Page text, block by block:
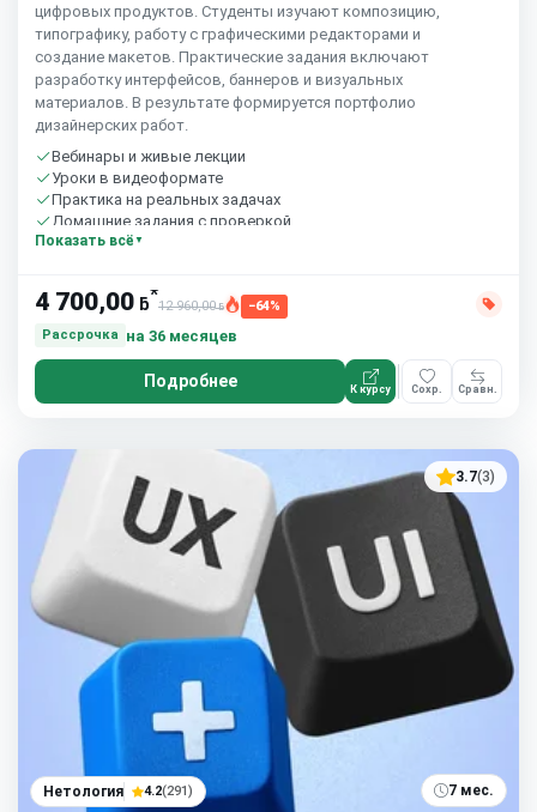
цифровых продуктов. Студенты изучают композицию,
типографику, работу с графическими редакторами и
создание макетов. Практические задания включают
разработку интерфейсов, баннеров и визуальных
материалов. В результате формируется портфолио
дизайнерских работ.
Вебинары и живые лекции
Уроки в видеоформате
Практика на реальных задачах
Домашние задания с проверкой
Сообщество студентов
Показать всё
4 700,00 ƃ*
12 960,00ƃ
−64%
Рассрочка
на 36 месяцев
Подробнее К курсу Сохр. Сравн.
3.7(3)
Нетология 4.2(291) 7 мес.